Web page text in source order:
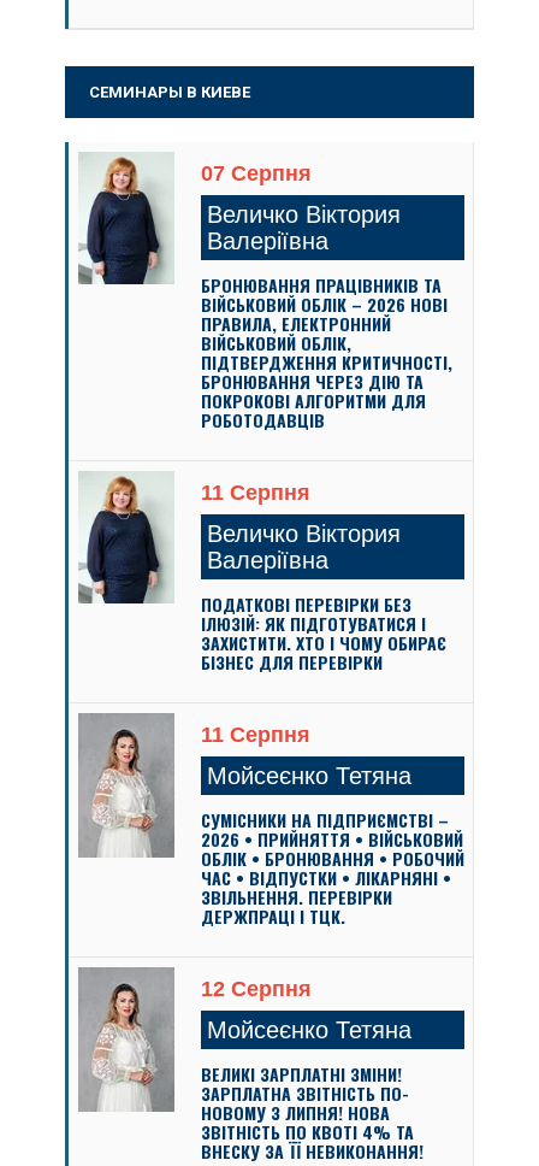
СЕМИНАРЫ В КИЕВЕ
07 Серпня
Величко Віктория
Валеріївна
БРОНЮВАННЯ ПРАЦІВНИКІВ ТА
ВІЙСЬКОВИЙ ОБЛІК – 2026 НОВІ
ПРАВИЛА, ЕЛЕКТРОННИЙ
ВІЙСЬКОВИЙ ОБЛІК,
ПІДТВЕРДЖЕННЯ КРИТИЧНОСТІ,
БРОНЮВАННЯ ЧЕРЕЗ ДІЮ ТА
ПОКРОКОВІ АЛГОРИТМИ ДЛЯ
РОБОТОДАВЦІВ
11 Серпня
Величко Віктория
Валеріївна
ПОДАТКОВІ ПЕРЕВІРКИ БЕЗ
ІЛЮЗІЙ: ЯК ПІДГОТУВАТИСЯ І
ЗАХИСТИТИ. ХТО І ЧОМУ ОБИРАЄ
БІЗНЕС ДЛЯ ПЕРЕВІРКИ
11 Серпня
Мойсеєнко Тетяна
СУМІСНИКИ НА ПІДПРИЄМСТВІ –
2026 • ПРИЙНЯТТЯ • ВІЙСЬКОВИЙ
ОБЛІК • БРОНЮВАННЯ • РОБОЧИЙ
ЧАС • ВІДПУСТКИ • ЛІКАРНЯНІ •
ЗВІЛЬНЕННЯ. ПЕРЕВІРКИ
ДЕРЖПРАЦІ І ТЦК.
12 Серпня
Мойсеєнко Тетяна
ВЕЛИКІ ЗАРПЛАТНІ ЗМІНИ!
ЗАРПЛАТНА ЗВІТНІСТЬ ПО-
НОВОМУ З ЛИПНЯ! НОВА
ЗВІТНІСТЬ ПО КВОТІ 4% ТА
ВНЕСКУ ЗА ЇЇ НЕВИКОНАННЯ!